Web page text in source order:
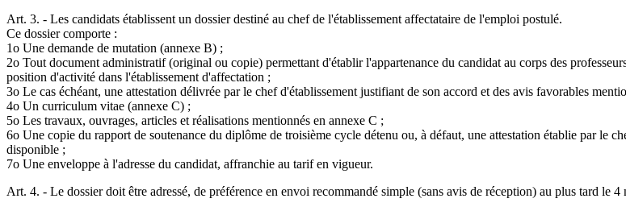
Art. 3. - Les candidats établissent un dossier destiné au chef de l'établissement affectataire de l'emploi postulé.
Ce dossier comporte :
1o Une demande de mutation (annexe B) ;
2o Tout document administratif (original ou copie) permettant d'établir l'appartenance du candidat au corps des
position d'activité dans l'établissement d'affectation ;
3o Le cas échéant, une attestation délivrée par le chef d'établissement justifiant de son accord et des avis favorables
4o Un curriculum vitae (annexe C) ;
5o Les travaux, ouvrages, articles et réalisations mentionnés en annexe C ;
6o Une copie du rapport de soutenance du diplôme de troisième cycle détenu ou, à défaut, une attestation établie par le
disponible ;
7o Une enveloppe à l'adresse du candidat, affranchie au tarif en vigueur.
Art. 4. - Le dossier doit être adressé, de préférence en envoi recommandé simple (sans avis de réception) au plus tard le